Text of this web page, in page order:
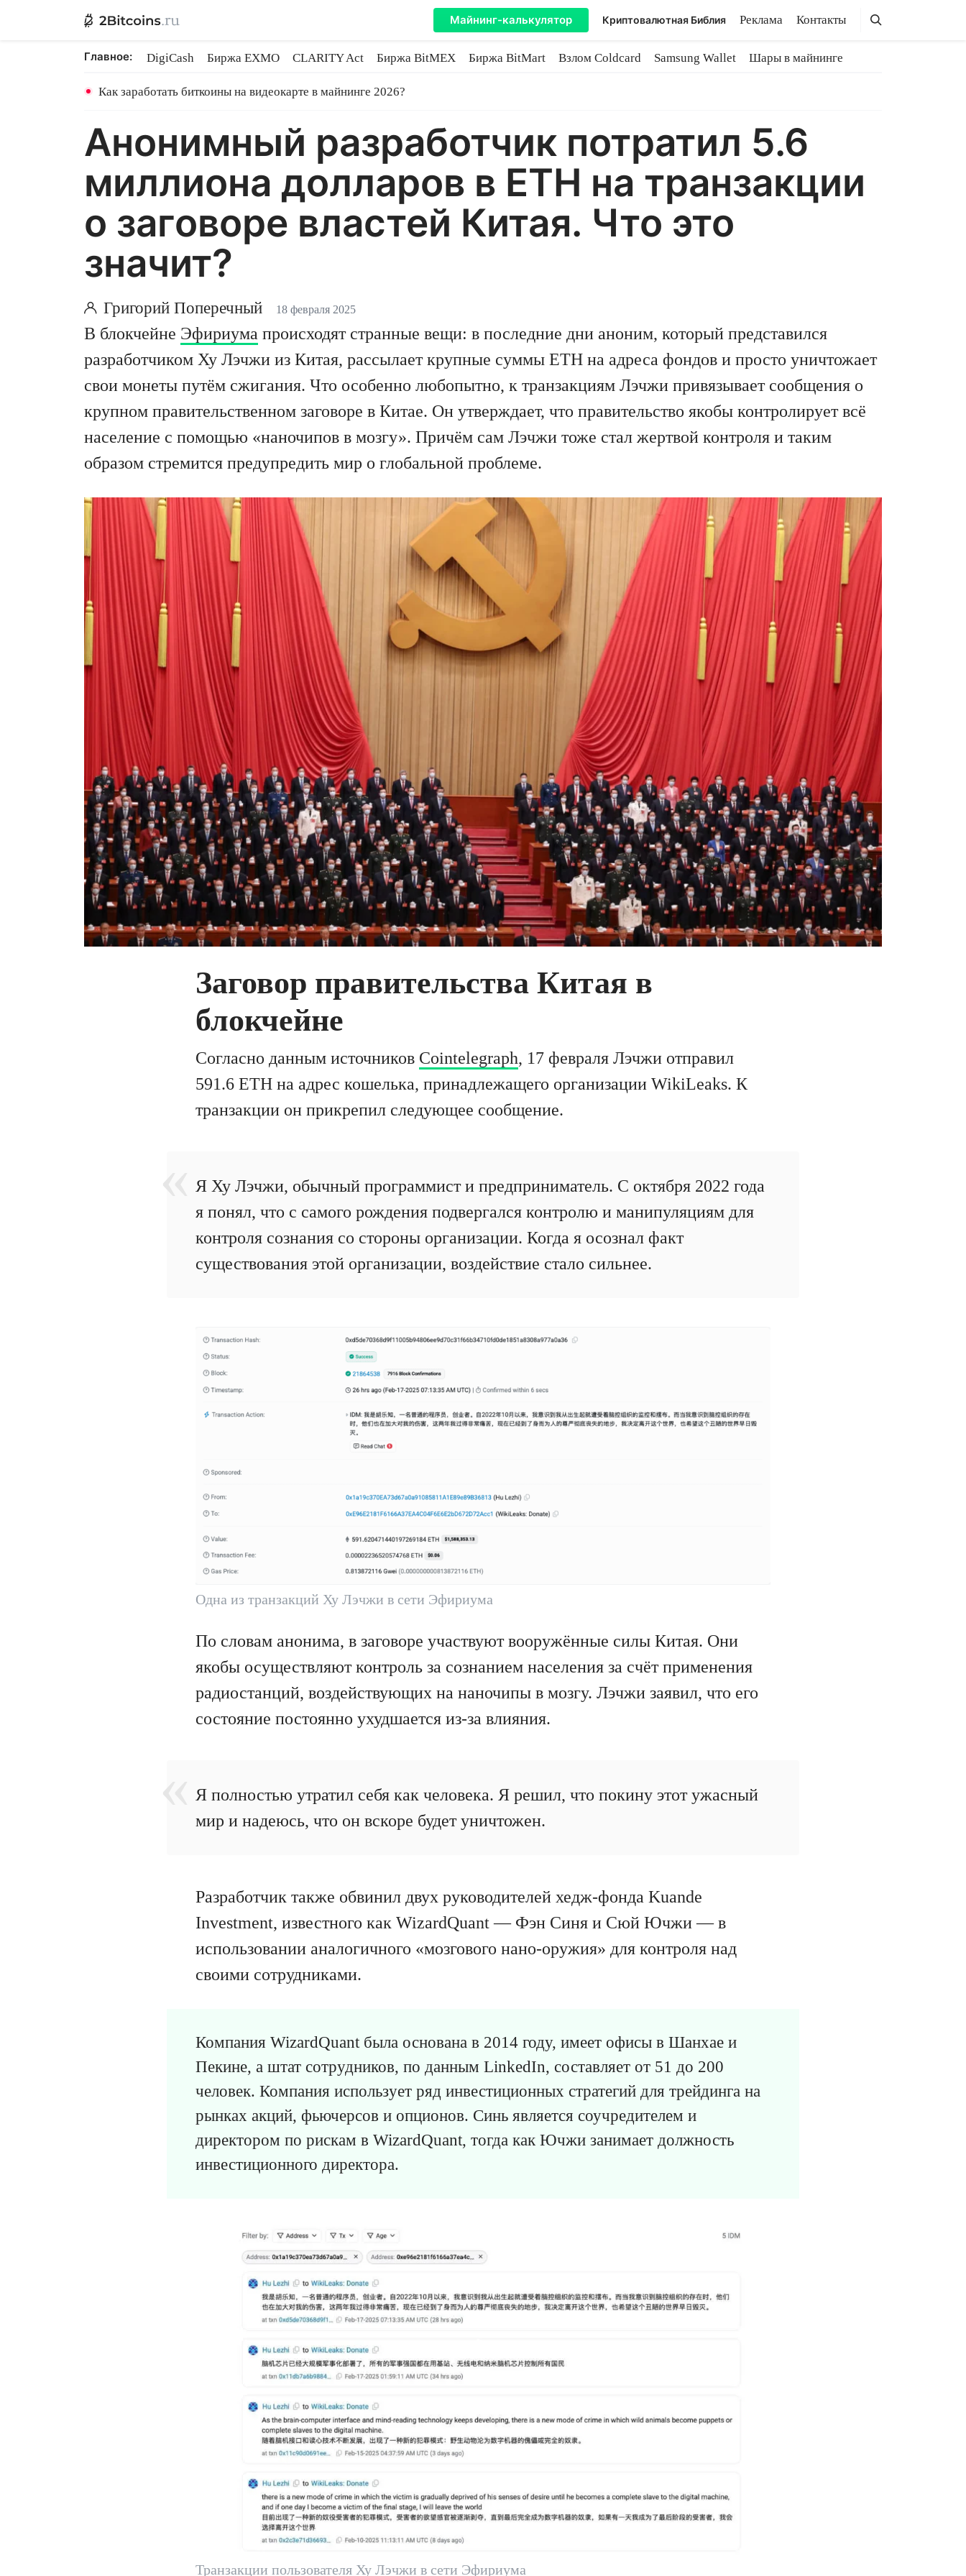
Майнинг-калькулятор Криптовалютная Библия Реклама Контакты Поиск
Поиск
Главное: DigiCash Биржа EXMO CLARITY Act Биржа BitMEX Биржа BitMart Взлом Coldcard Samsung Wallet
Шары в майнинге
Как заработать биткоины на видеокарте в майнинге 2026?
Анонимный разработчик потратил 5.6
миллиона долларов в ETH на транзакции
о заговоре властей Китая. Что это
значит?
Григорий Поперечный 18 февраля 2025
В блокчейне Эфириума происходят странные вещи: в последние дни аноним, который представился
разработчиком Ху Лэчжи из Китая, рассылает крупные суммы ETH на адреса фондов и просто уничтожает
свои монеты путём сжигания. Что особенно любопытно, к транзакциям Лэчжи привязывает сообщения о
крупном правительственном заговоре в Китае. Он утверждает, что правительство якобы контролирует всё
население с помощью «наночипов в мозгу». Причём сам Лэчжи тоже стал жертвой контроля и таким
образом стремится предупредить мир о глобальной проблеме.
Заговор правительства Китая в
блокчейне
Согласно данным источников Cointelegraph, 17 февраля Лэчжи отправил
591.6 ETH на адрес кошелька, принадлежащего организации WikiLeaks. К
транзакции он прикрепил следующее сообщение.
Я Ху Лэчжи, обычный программист и предприниматель. С октября 2022 года
я понял, что с самого рождения подвергался контролю и манипуляциям для
контроля сознания со стороны организации. Когда я осознал факт
существования этой организации, воздействие стало сильнее.
Одна из транзакций Ху Лэчжи в сети Эфириума
По словам анонима, в заговоре участвуют вооружённые силы Китая. Они
якобы осуществляют контроль за сознанием населения за счёт применения
радиостанций, воздействующих на наночипы в мозгу. Лэчжи заявил, что его
состояние постоянно ухудшается из-за влияния.
Я полностью утратил себя как человека. Я решил, что покину этот ужасный
мир и надеюсь, что он вскоре будет уничтожен.
Разработчик также обвинил двух руководителей хедж-фонда Kuande
Investment, известного как WizardQuant — Фэн Синя и Сюй Ючжи — в
использовании аналогичного «мозгового нано-оружия» для контроля над
своими сотрудниками.
Компания WizardQuant была основана в 2014 году, имеет офисы в Шанхае и
Пекине, а штат сотрудников, по данным LinkedIn, составляет от 51 до 200
человек. Компания использует ряд инвестиционных стратегий для трейдинга на
рынках акций, фьючерсов и опционов. Синь является соучредителем и
директором по рискам в WizardQuant, тогда как Ючжи занимает должность
инвестиционного директора.
Транзакции пользователя Ху Лэчжи в сети Эфириума